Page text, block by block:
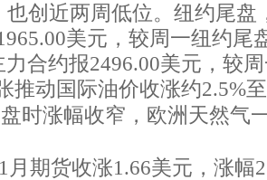
也创近两周低位。纽约尾盘
美元，较周一纽约尾
合约报2496.00美元，较
推动国际油价收涨约2.5%
时涨幅收窄，欧洲天然气
月期货收涨1.66美元，涨幅